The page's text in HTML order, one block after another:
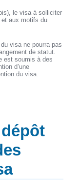
le visa à solliciter
et aux motifs du
visa ne pourra pas
de statut.
est soumis à des
d’une
du visa.